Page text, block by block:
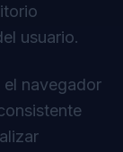
usuario.
navegador